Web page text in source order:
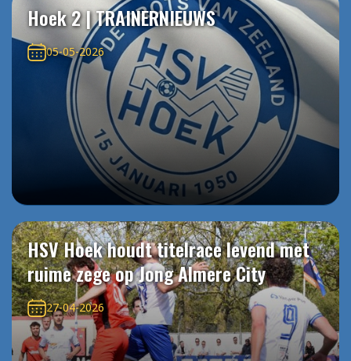
Hoek 2 | TRAINERNIEUWS
05-05-2026
HSV Hoek houdt titelrace levend met
ruime zege op Jong Almere City
27-04-2026